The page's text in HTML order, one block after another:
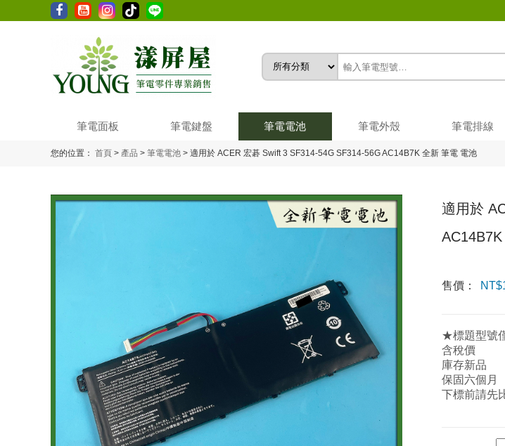
筆電面板 筆電鍵盤 筆電電池 筆電外殼 筆電排線
您的位置： 首頁 > 產品 > 筆電電池 > 適用於 ACER 宏碁 Swift 3 SF314-54G SF314-56G AC14B7K 全新 筆電 電池
適用於
售價： NT$
★標題型號
含稅價
庫存新品
保固六個月
下標前請先